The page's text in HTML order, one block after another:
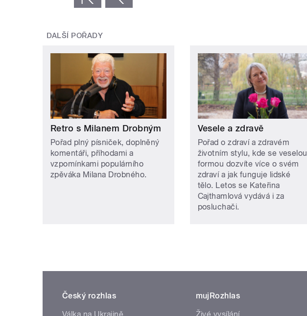
DALŠÍ POŘADY
Retro s Milanem Drobným
Pořad plný písniček, doplněný
komentáři, příhodami a
vzpomínkami populárního
zpěváka Milana Drobného.
Vesele a zdravě
Pořad o zdraví a zdravém
životním stylu, kde se veselou
formou dozvíte více o svém
zdraví a jak funguje lidské
tělo. Letos se Kateřina
Cajthamlová vydává i za
posluchači.
Český rozhlas
Válka na Ukrajině
mujRozhlas
Živé vysílání